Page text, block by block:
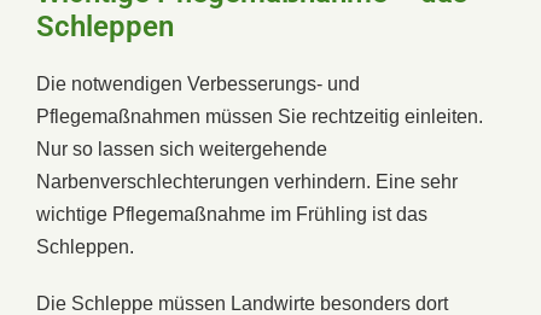
Schleppen
Die notwendigen Verbesserungs- und
Pflegemaßnahmen müssen Sie rechtzeitig einleiten.
Nur so lassen sich weitergehende
Narbenverschlechterungen verhindern. Eine sehr
wichtige Pflegemaßnahme im Frühling ist das
Schleppen.
Die Schleppe müssen Landwirte besonders dort